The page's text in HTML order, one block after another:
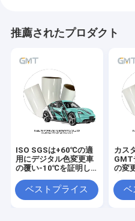
推薦されたプロダクト
ISO SGSは+60℃の適
用にデジタル色変更車
の覆い-10℃を証明し
ベストプライス
カス
GMT
の変
ベ